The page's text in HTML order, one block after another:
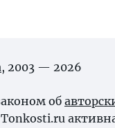
, 2003 — 2026
об